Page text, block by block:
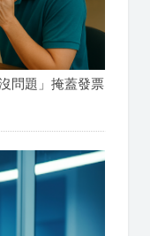
問題」掩蓋發票